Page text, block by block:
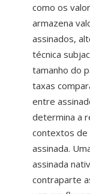
como os
armazena
assinados,
técnica
tamanho do
taxas
entre
determina a
contextos de
assinada.
assinada
contraparte